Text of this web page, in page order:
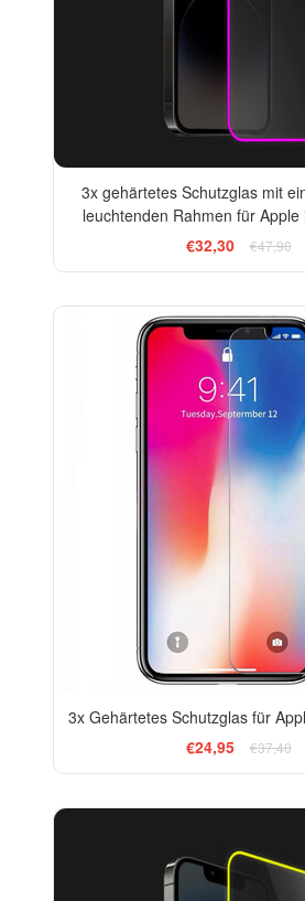
3x gehärtetes Schutzglas mit
leuchtenden Rahmen für Apple
€32,30
€47,90
3x Gehärtetes Schutzglas für
€24,95
€37,40